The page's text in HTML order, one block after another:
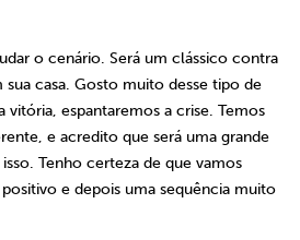
o cenário. Será um clássico contra
casa. Gosto muito desse tipo de
vitória, espantaremos a crise. Temos
e acredito que será uma grande
Tenho certeza de que vamos
e depois uma sequência muito